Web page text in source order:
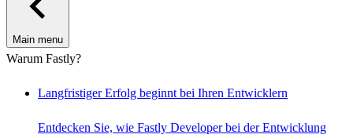
Main menu
Warum Fastly?
Langfristiger Erfolg beginnt bei Ihren Entwicklern
Entdecken Sie, wie Fastly Developer bei der Entwicklung